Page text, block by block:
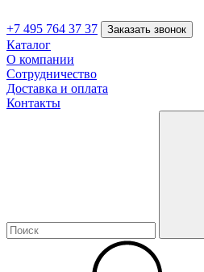
+7 495 764 37 37 Заказать звонок
Каталог
О компании
Сотрудничество
Доставка и оплата
Контакты